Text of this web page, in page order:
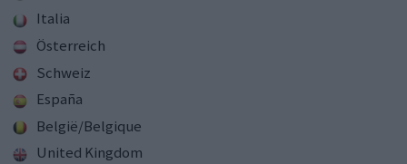
Italia
Österreich
Schweiz
España
België/Belgique
United Kingdom